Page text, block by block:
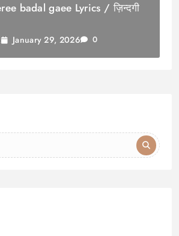
badal gaee Lyrics / ज़िन्दगी
January 29, 2026 0